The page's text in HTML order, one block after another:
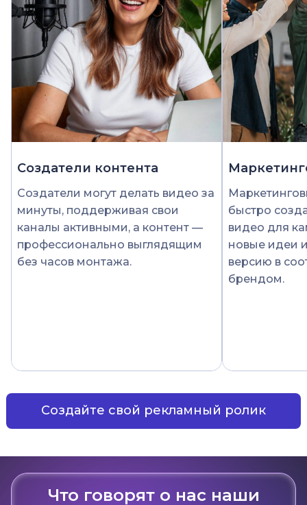
Создатели контента
Создатели могут делать видео за
минуты, поддерживая свои
каналы активными, а контент —
профессионально выглядящим
без часов монтажа.
быстро
видео для
новые идеи
версию в
брендом.
Создайте свой рекламный ролик
Что говорят о нас наши